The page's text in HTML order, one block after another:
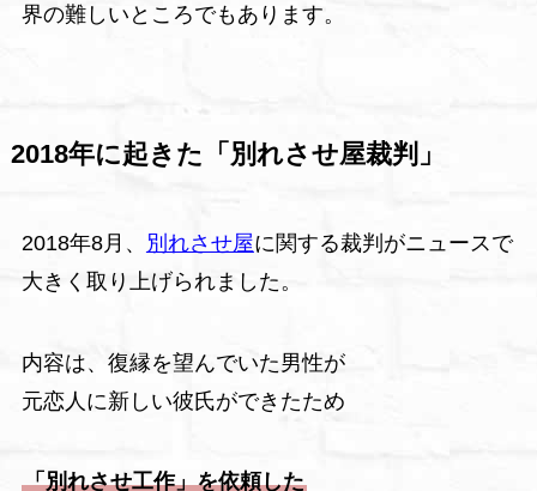
界の難しいところでもあります。
2018年に起きた「別れさせ屋裁判」
2018年8月、 別れさせ屋に関する裁判がニュースで
大きく取り上げられました。
内容は、復縁を望んでいた男性が
元恋人に新しい彼氏ができたため
「別れさせ工作」を依頼した